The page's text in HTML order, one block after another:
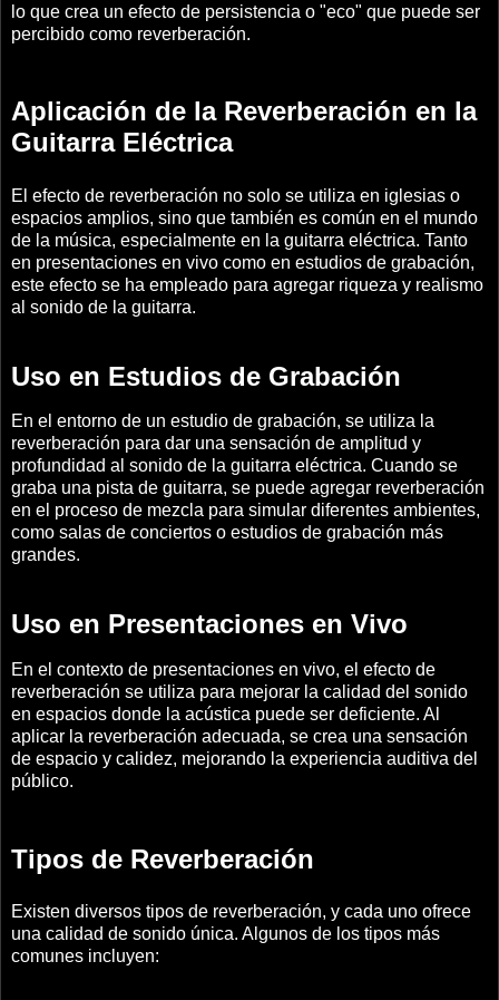
lo que crea un efecto de persistencia o "eco" que puede ser
percibido como reverberación.
Aplicación de la Reverberación en la
Guitarra Eléctrica
El efecto de reverberación no solo se utiliza en iglesias o
espacios amplios, sino que también es común en el mundo
de la música, especialmente en la guitarra eléctrica. Tanto
en presentaciones en vivo como en estudios de grabación,
este efecto se ha empleado para agregar riqueza y realismo
al sonido de la guitarra.
Uso en Estudios de Grabación
En el entorno de un estudio de grabación, se utiliza la
reverberación para dar una sensación de amplitud y
profundidad al sonido de la guitarra eléctrica. Cuando se
graba una pista de guitarra, se puede agregar reverberación
en el proceso de mezcla para simular diferentes ambientes,
como salas de conciertos o estudios de grabación más
grandes.
Uso en Presentaciones en Vivo
En el contexto de presentaciones en vivo, el efecto de
reverberación se utiliza para mejorar la calidad del sonido
en espacios donde la acústica puede ser deficiente. Al
aplicar la reverberación adecuada, se crea una sensación
de espacio y calidez, mejorando la experiencia auditiva del
público.
Tipos de Reverberación
Existen diversos tipos de reverberación, y cada uno ofrece
una calidad de sonido única. Algunos de los tipos más
comunes incluyen: